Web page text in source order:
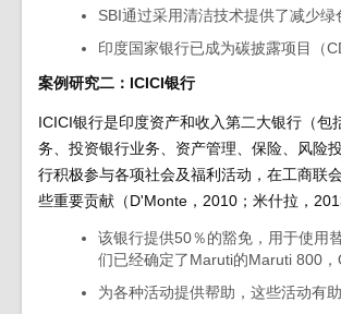
SBI通过采用清洁技术提供了减少
印度国家银行已成为碳披露项目（
案例研究二：ICICI银行
ICICI银行是印度资产和收入第二大银行（
务、投资银行业务、资产管理、保险、风险
行积极参与各项社会及福利活动，在工商联
些重要贡献（D'Monte，2010；米什拉，
该银行提供50％的豁免，用于使用
们已经确定了Maruti的Maruti 800
为各种活动提供帮助，这些活动有